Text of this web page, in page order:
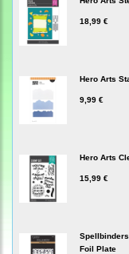
18,99 €
Hero Arts
9,99 €
Hero Arts
15,99 €
Foil Plate